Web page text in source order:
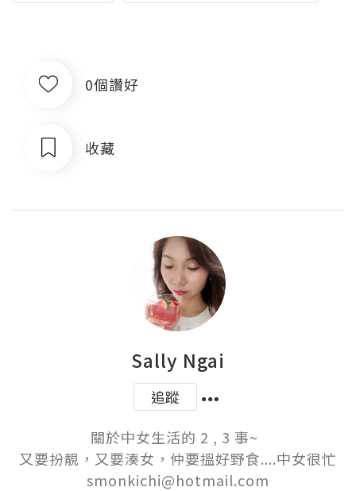
0個讚好
收藏
Sally Ngai
追蹤
關於中女生活的 2 , 3 事~
又要扮靚，又要湊女，仲要搵好野食....中女很忙
smonkichi@hotmail.com